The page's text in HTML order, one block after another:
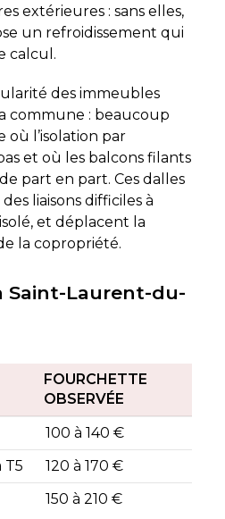
extérieures : sans elles,
un refroidissement qui
calcul.
des immeubles
commune : beaucoup
où l’isolation par
et où les balcons filants
part en part. Ces dalles
liaisons difficiles à
et déplacent la
la copropriété.
Saint-Laurent-du-
FOURCHETTE
OBSERVÉE
100 à 140 €
T5
120 à 170 €
150 à 210 €